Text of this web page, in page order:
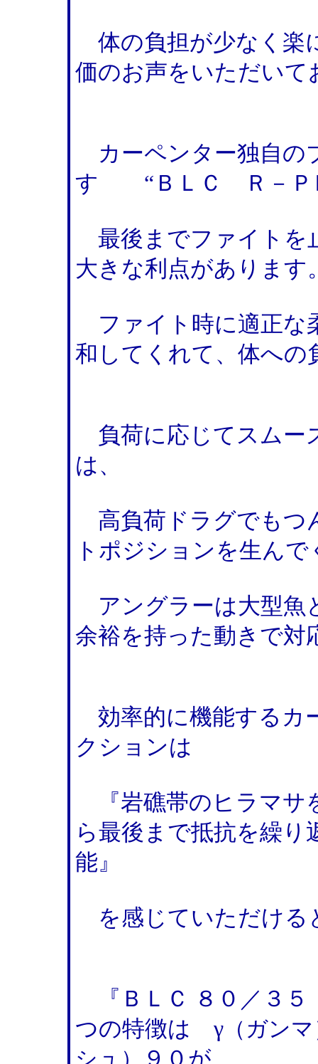
体の負担が少なく楽
価のお声をいただいて
カーペンター独自の
す “ＢＬＣ Ｒ－Ｐ
最後までファイトを
大きな利点があります
ファイト時に適正な
和してくれて、体への
負荷に応じてスムー
は、
高負荷ドラグでもつ
トポジションを生ん
アングラーは大型魚
余裕を持った動きで対
効率的に機能するカ
クションは
『岩礁帯のヒラマサ
ら最後まで抵抗を繰
能』
を感じていただける
『ＢＬＣ ８０／３
つの特徴は γ （ガン
シュ）
９０が